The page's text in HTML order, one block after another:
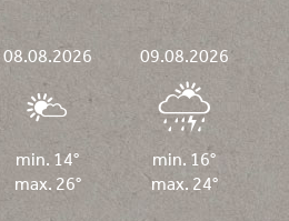
08.08.2026 09.08.2026
min. 14°
max. 26°
min. 16°
max. 24°